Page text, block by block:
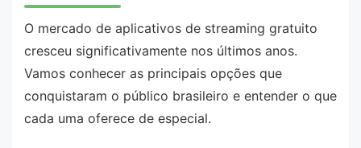
O mercado de aplicativos de streaming gratuito
cresceu significativamente nos últimos anos.
Vamos conhecer as principais opções que
conquistaram o público brasileiro e entender o que
cada uma oferece de especial.